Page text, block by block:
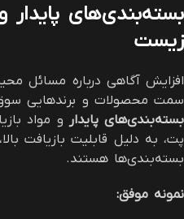
بسته‌بندی‌های
زیست
افزایش آگاهی درباره مسائل
سمت محصولات و برندهایی
بسته‌بندی‌های پایدار و مواد
پت، به دلیل قابلیت بازیافت
بسته‌بندی‌ها هستند.
نمونه موفق: